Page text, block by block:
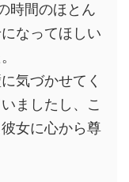
時間のほとん
なってほしい
気づかせてく
ましたし、こ
女に心から尊